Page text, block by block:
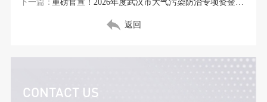
下一篇： 重磅官宣！2026年度武汉市大气污染防治专项资金申报全面启动，符合条件的企业快冲，最高扶持500万元
返回
CONTACT US